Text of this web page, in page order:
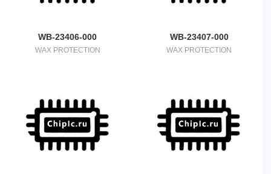
WB-23406-000
WAX PROTECTION
WB-23407-000
WAX PROTECTION